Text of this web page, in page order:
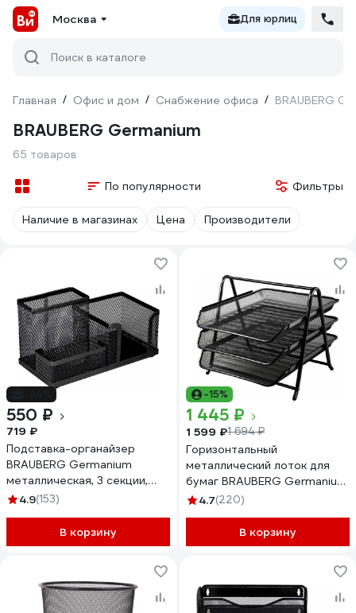
Москва Для юрлиц
Поиск в каталоге
Главная / Офис и дом / Снабжение офиса / BRAUBERG
BRAUBERG Germanium
65 товаров
По популярности Фильтры
Наличие в магазинах Цена Производители
550 ₽
719 ₽
Подставка-органайзер
BRAUBERG Germanium
металлическая, 3 секции,
102х186х95 мм, черная
4.9(153)
В корзину
-15%
1 445 ₽
1 599 ₽1 694 ₽
Горизонтальный
металлический лоток для
бумаг BRAUBERG Germanium
3 секции, А4, черный 231952
4.7(220)
В корзину